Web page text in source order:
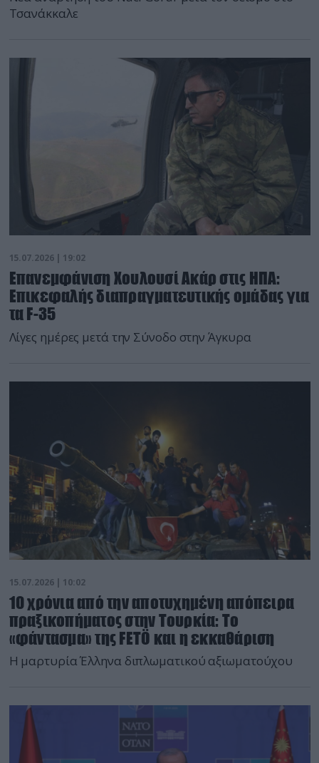
Τσανάκκαλε
15.07.2026 | 19:02
Επανεμφάνιση Χουλουσί Ακάρ στις ΗΠΑ:
Επικεφαλής διαπραγματευτικής ομάδας για
τα F-35
Λίγες ημέρες μετά την Σύνοδο στην Άγκυρα
15.07.2026 | 10:02
10 χρόνια από την αποτυχημένη απόπειρα
πραξικοπήματος στην Τουρκία: Το
«φάντασμα» της FETÖ και η εκκαθάριση
Η μαρτυρία Έλληνα διπλωματικού αξιωματούχου